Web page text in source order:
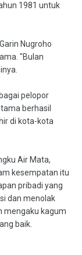
1981 untuk
Nugroho
"Bulan
pelopor
berhasil
di kota-kota
Air Mata,
kesempatan itu
pribadi yang
dan menolak
mengaku kagum
baik.